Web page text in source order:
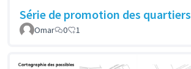
Série de promotion des quartiers
Omar
0 1